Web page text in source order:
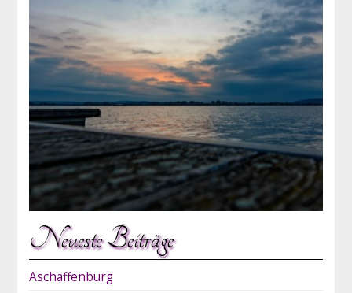
Neueste Beiträge
Aschaffenburg